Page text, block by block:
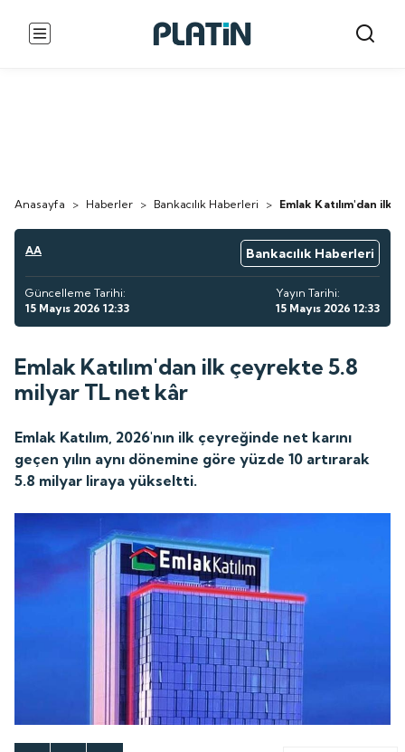
Anasayfa > Haberler > Bankacılık Haberleri > Emlak Katılım'dan ilk
AA Bankacılık Haberleri
Güncelleme Tarihi:
15 Mayıs 2026 12:33
Yayın Tarihi:
15 Mayıs 2026 12:33
Emlak Katılım'dan ilk çeyrekte 5.8
milyar TL net kâr
Emlak Katılım, 2026'nın ilk çeyreğinde net karını
geçen yılın aynı dönemine göre yüzde 10 artırarak
5.8 milyar liraya yükseltti.